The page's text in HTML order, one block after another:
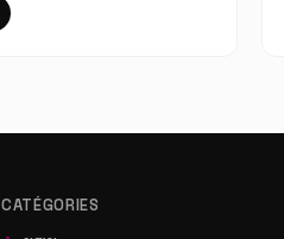
CATÉGORIES